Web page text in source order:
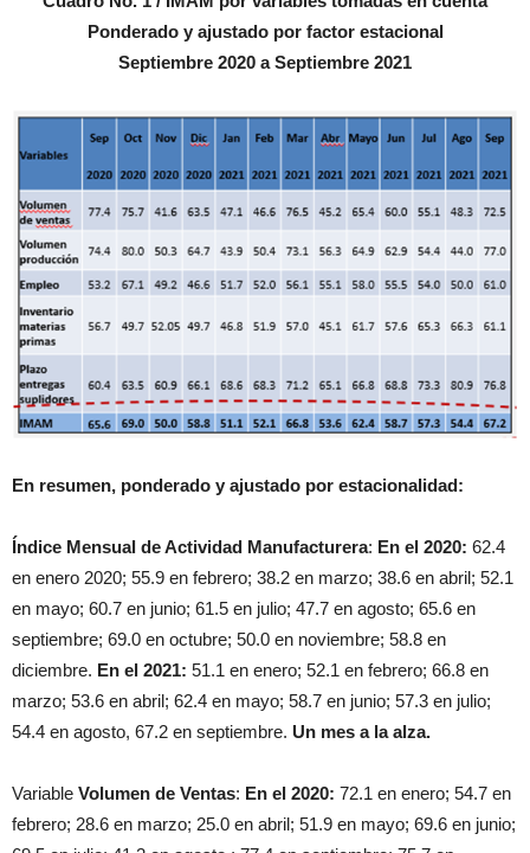
Ponderado y ajustado por factor estacional
Septiembre 2020 a Septiembre 2021
En resumen, ponderado y ajustado por estacionalidad:
Índice Mensual de Actividad Manufacturera: En el 2020: 62.4
en enero 2020; 55.9 en febrero; 38.2 en marzo; 38.6 en abril; 52.1
en mayo; 60.7 en junio; 61.5 en julio; 47.7 en agosto; 65.6 en
septiembre; 69.0 en octubre; 50.0 en noviembre; 58.8 en
diciembre. En el 2021: 51.1 en enero; 52.1 en febrero; 66.8 en
marzo; 53.6 en abril; 62.4 en mayo; 58.7 en junio; 57.3 en julio;
54.4 en agosto, 67.2 en septiembre. Un mes a la alza.
Variable Volumen de Ventas: En el 2020: 72.1 en enero; 54.7 en
febrero; 28.6 en marzo; 25.0 en abril; 51.9 en mayo; 69.6 en junio;